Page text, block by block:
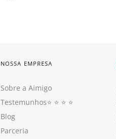
NOSSA EMPRESA
Sobre a Aimigo
Testemunhos⭐️ ⭐️ ⭐️ ⭐️
Blog
Parceria